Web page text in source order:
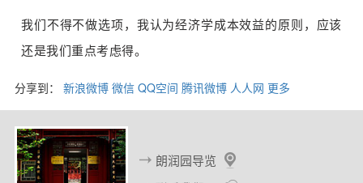
我们不得不做选项，我认为经济学成本效益的原则，应该
还是我们重点考虑得。
分享到： 新浪微博 微信 QQ空间 腾讯微博 人人网 更多
朗润园导览